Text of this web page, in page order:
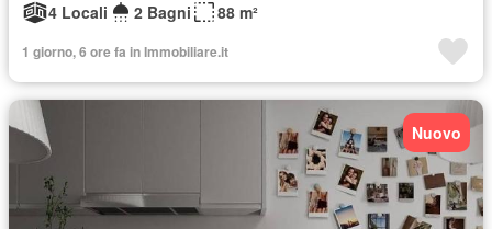
4 Locali
2 Bagni 88 m²
1 giorno, 6 ore fa in Immobiliare.it
Nuovo